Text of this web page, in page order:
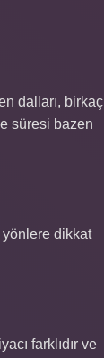
dalları, birkaç
süresi bazen
yönlere dikkat
farklıdır ve